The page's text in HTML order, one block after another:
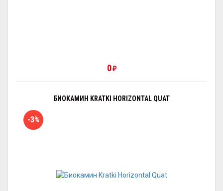
0₽
БИОКАМИН KRATKI HORIZONTAL QUAT
-3%